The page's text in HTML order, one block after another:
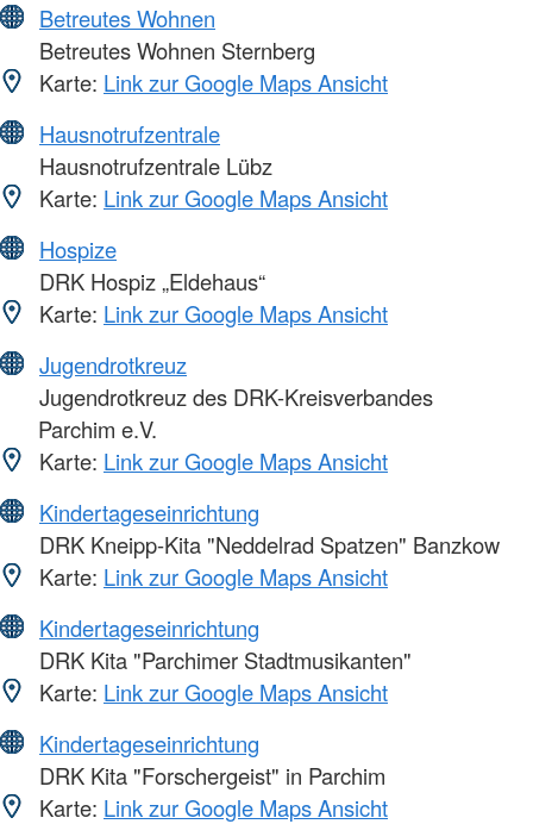
Betreutes Wohnen
Betreutes Wohnen Sternberg
Karte: Link zur Google Maps Ansicht
Hausnotrufzentrale
Hausnotrufzentrale Lübz
Karte: Link zur Google Maps Ansicht
Hospize
DRK Hospiz „Eldehaus“
Karte: Link zur Google Maps Ansicht
Jugendrotkreuz
Jugendrotkreuz des DRK-Kreisverbandes
Parchim e.V.
Karte: Link zur Google Maps Ansicht
Kindertageseinrichtung
DRK Kneipp-Kita "Neddelrad Spatzen" Banzkow
Karte: Link zur Google Maps Ansicht
Kindertageseinrichtung
DRK Kita "Parchimer Stadtmusikanten"
Karte: Link zur Google Maps Ansicht
Kindertageseinrichtung
DRK Kita "Forschergeist" in Parchim
Karte: Link zur Google Maps Ansicht